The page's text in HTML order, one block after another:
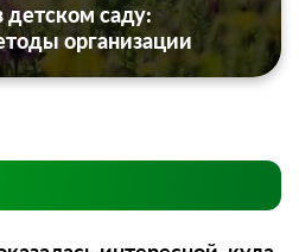
детском саду:
организации